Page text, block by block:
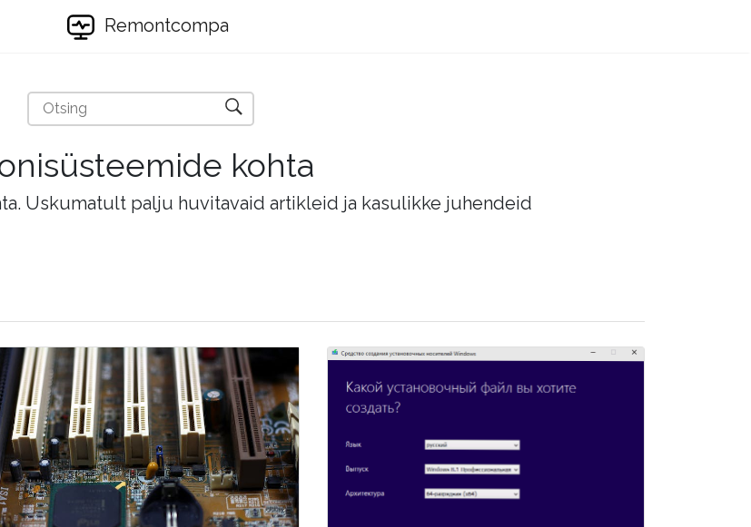
Remontcompa
kohta
Uskumatult palju huvitavaid artikleid ja kasulikke juhendeid